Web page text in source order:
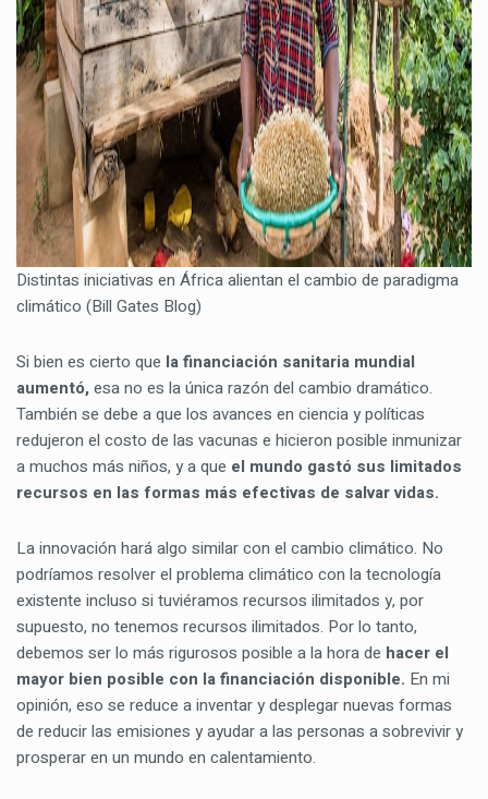
Distintas iniciativas en África alientan el cambio de paradigma
climático (Bill Gates Blog)
Si bien es cierto que la financiación sanitaria mundial
aumentó, esa no es la única razón del cambio dramático.
También se debe a que los avances en ciencia y políticas
redujeron el costo de las vacunas e hicieron posible inmunizar
a muchos más niños, y a que el mundo gastó sus limitados
recursos en las formas más efectivas de salvar vidas.
La innovación hará algo similar con el cambio climático. No
podríamos resolver el problema climático con la tecnología
existente incluso si tuviéramos recursos ilimitados y, por
supuesto, no tenemos recursos ilimitados. Por lo tanto,
debemos ser lo más rigurosos posible a la hora de hacer el
mayor bien posible con la financiación disponible. En mi
opinión, eso se reduce a inventar y desplegar nuevas formas
de reducir las emisiones y ayudar a las personas a sobrevivir y
prosperar en un mundo en calentamiento.